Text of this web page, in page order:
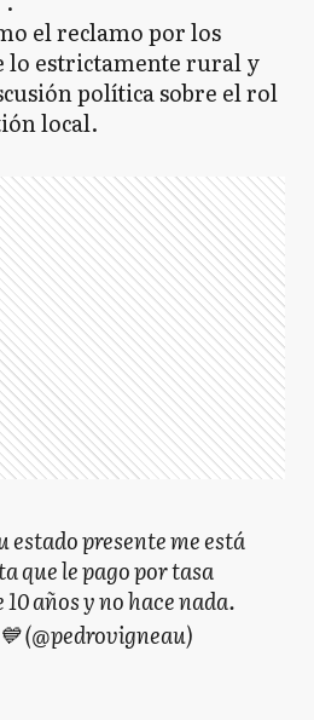
el reclamo por los
lo estrictamente rural y
política sobre el rol
local.
estado presente me está
que le pago por tasa
años y no hace nada.
(@pedrovigneau)